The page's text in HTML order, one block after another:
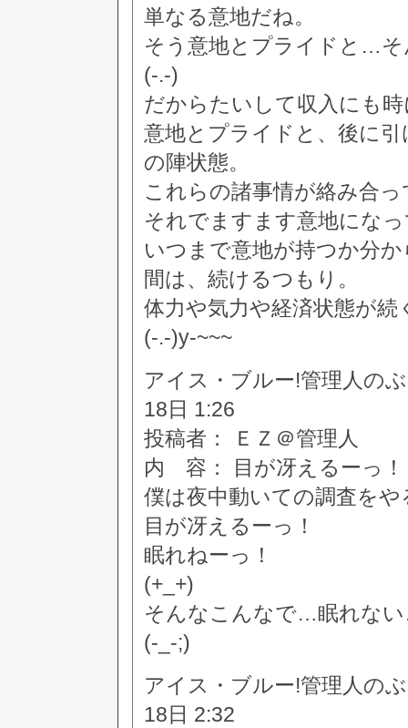
単なる意地だね。
そう意地とプライドと…
(-.-)
だからたいして収入にも
意地とプライドと、後に
の陣状態。
これらの諸事情が絡み合
それでますます意地にな
いつまで意地が持つか分
間は、続けるつもり。
体力や気力や経済状態が
(-.-)y-~~~
アイス・ブルー!管理人の
18日 1:26
投稿者： ＥＺ＠管理人
内 容： 目が冴えるーっ！
僕は夜中動いての調査を
目が冴えるーっ！
眠れねーっ！
(+_+)
そんなこんなで…眠れな
(-_-;)
アイス・ブルー!管理人の
18日 2:32